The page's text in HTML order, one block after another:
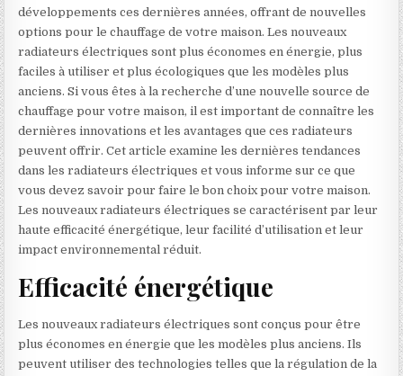
développements ces dernières années, offrant de nouvelles
options pour le chauffage de votre maison. Les nouveaux
radiateurs électriques sont plus économes en énergie, plus
faciles à utiliser et plus écologiques que les modèles plus
anciens. Si vous êtes à la recherche d’une nouvelle source de
chauffage pour votre maison, il est important de connaître les
dernières innovations et les avantages que ces radiateurs
peuvent offrir. Cet article examine les dernières tendances
dans les radiateurs électriques et vous informe sur ce que
vous devez savoir pour faire le bon choix pour votre maison.
Les nouveaux radiateurs électriques se caractérisent par leur
haute efficacité énergétique, leur facilité d’utilisation et leur
impact environnemental réduit.
Efficacité énergétique
Les nouveaux radiateurs électriques sont conçus pour être
plus économes en énergie que les modèles plus anciens. Ils
peuvent utiliser des technologies telles que la régulation de la